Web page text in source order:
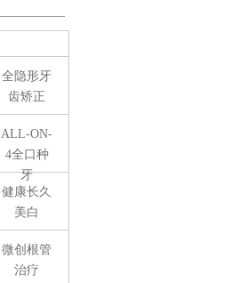
全隐形牙
齿矫正
ALL-ON-
4全口种
牙
健康长久
美白
微创根管
治疗